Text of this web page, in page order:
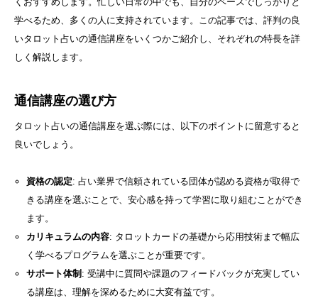
学べるため、多くの人に支持されています。この記事では、評判の良
いタロット占いの通信講座をいくつかご紹介し、それぞれの特長を詳
しく解説します。
通信講座の選び方
タロット占いの通信講座を選ぶ際には、以下のポイントに留意すると
良いでしょう。
資格の認定: 占い業界で信頼されている団体が認める資格が取得で
きる講座を選ぶことで、安心感を持って学習に取り組むことができ
ます。
カリキュラムの内容: タロットカードの基礎から応用技術まで幅広
く学べるプログラムを選ぶことが重要です。
サポート体制 : 受講中に質問や課題のフィードバックが充実してい
る講座は、理解を深めるために大変有益です。